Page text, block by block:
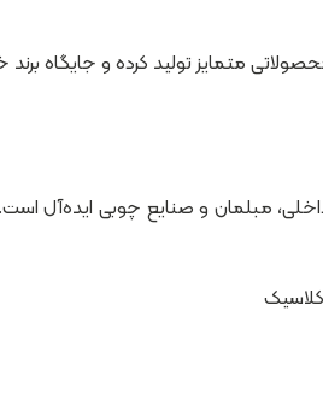
متمایز تولید کرده و جایگاه برند
مبلمان و صنایع چوبی ایده‌آل است.